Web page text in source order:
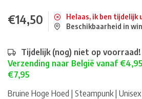
€14,50
Helaas, ik ben tijdelijk
Beschikbaarheid in
Tijdelijk (nog) niet op voorraad!
Verzending naar België vanaf
€7,95
Bruine Hoge Hoed | Steampunk |